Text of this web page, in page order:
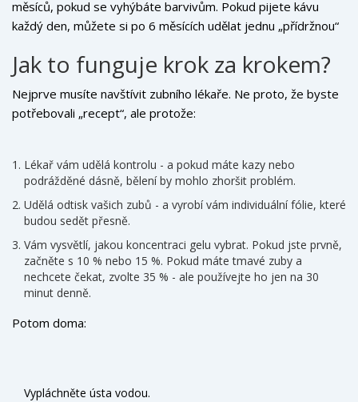
měsíců, pokud se vyhýbáte barvivům. Pokud pijete kávu
každý den, můžete si po 6 měsících udělat jednu „přídržnou“
Jak to funguje krok za krokem?
Nejprve musíte navštívit zubního lékaře. Ne proto, že byste
potřebovali „recept“, ale protože:
Lékař vám udělá kontrolu - a pokud máte kazy nebo
podrážděné dásně, bělení by mohlo zhoršit problém.
Udělá odtisk vašich zubů - a vyrobí vám individuální fólie, které
budou sedět přesně.
Vám vysvětlí, jakou koncentraci gelu vybrat. Pokud jste prvně,
začněte s 10 % nebo 15 %. Pokud máte tmavé zuby a
nechcete čekat, zvolte 35 % - ale používejte ho jen na 30
minut denně.
Potom doma:
Vypláchněte ústa vodou.